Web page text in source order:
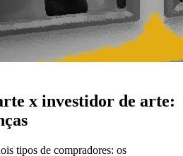
x investidor de arte:
tipos de compradores: os